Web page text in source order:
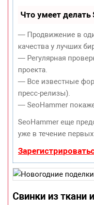
Что умеет делать
— Продвижение в
качества у лучших
— Регулярная
проекта.
— Все известные
пресс-релизы).
— SeoHammer
SeoHammer еще
уже в течение
Свинки из ткани